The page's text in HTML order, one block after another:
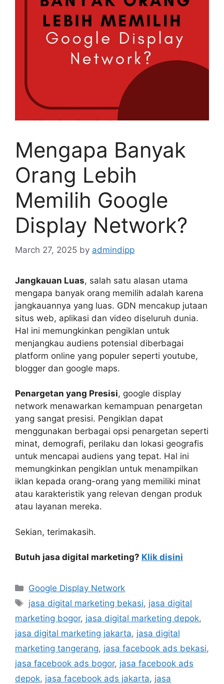
Mengapa Banyak
Orang Lebih
Memilih Google
Display Network?
March 27, 2025 by admindipp
Jangkauan Luas, salah satu alasan utama
mengapa banyak orang memilih adalah karena
jangkauannya yang luas. GDN mencakup jutaan
situs web, aplikasi dan video diseluruh dunia.
Hal ini memungkinkan pengiklan untuk
menjangkau audiens potensial diberbagai
platform online yang populer seperti youtube,
blogger dan google maps.
Penargetan yang Presisi, google display
network menawarkan kemampuan penargetan
yang sangat presisi. Pengiklan dapat
menggunakan berbagai opsi penargetan seperti
minat, demografi, perilaku dan lokasi geografis
untuk mencapai audiens yang tepat. Hal ini
memungkinkan pengiklan untuk menampilkan
iklan kepada orang-orang yang memiliki minat
atau karakteristik yang relevan dengan produk
atau layanan mereka.
Sekian, terimakasih.
Butuh jasa digital marketing? Klik disini
Google Display Network
jasa digital marketing bekasi, jasa digital
marketing bogor, jasa digital marketing depok,
jasa digital marketing jakarta, jasa digital
marketing tangerang, jasa facebook ads bekasi,
jasa facebook ads bogor, jasa facebook ads
depok, jasa facebook ads jakarta, jasa